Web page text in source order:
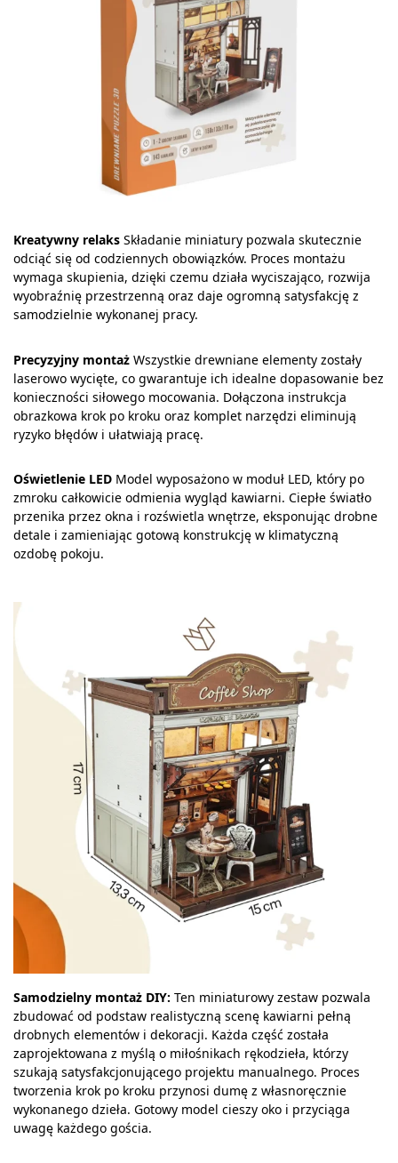
Kreatywny relaks Składanie miniatury pozwala skutecznie
odciąć się od codziennych obowiązków. Proces montażu
wymaga skupienia, dzięki czemu działa wyciszająco, rozwija
wyobraźnię przestrzenną oraz daje ogromną satysfakcję z
samodzielnie wykonanej pracy.
Precyzyjny montaż Wszystkie drewniane elementy zostały
laserowo wycięte, co gwarantuje ich idealne dopasowanie bez
konieczności siłowego mocowania. Dołączona instrukcja
obrazkowa krok po kroku oraz komplet narzędzi eliminują
ryzyko błędów i ułatwiają pracę.
Oświetlenie LED Model wyposażono w moduł LED, który po
zmroku całkowicie odmienia wygląd kawiarni. Ciepłe światło
przenika przez okna i rozświetla wnętrze, eksponując drobne
detale i zamieniając gotową konstrukcję w klimatyczną
ozdobę pokoju.
Samodzielny montaż DIY: Ten miniaturowy zestaw pozwala
zbudować od podstaw realistyczną scenę kawiarni pełną
drobnych elementów i dekoracji. Każda część została
zaprojektowana z myślą o miłośnikach rękodzieła, którzy
szukają satysfakcjonującego projektu manualnego. Proces
tworzenia krok po kroku przynosi dumę z własnoręcznie
wykonanego dzieła. Gotowy model cieszy oko i przyciąga
uwagę każdego gościa.